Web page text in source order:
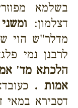
בשלמא
דצלמון:
מדלר"ש הוי
לרבנן נמי
הלכתא מד'
אמות .
דסבירא במאי